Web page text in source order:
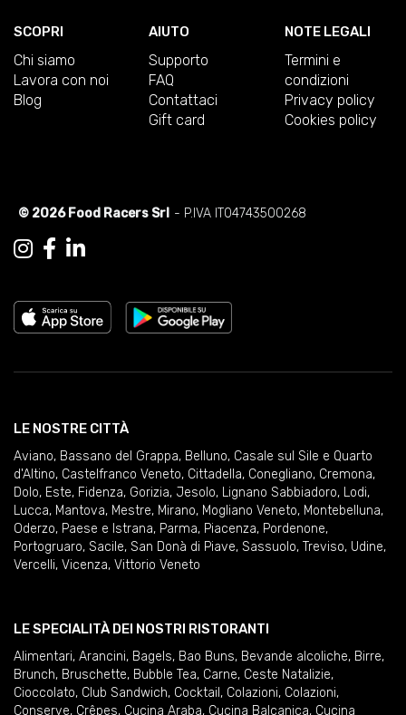
SCOPRI
Chi siamo
Lavora con noi
Blog
AIUTO
Supporto
FAQ
Contattaci
Gift card
NOTE LEGALI
Termini e
condizioni
Privacy policy
Cookies policy
© 2026 Food Racers Srl - P.IVA IT04743500268
LE NOSTRE CITTÀ
Aviano, Bassano del Grappa, Belluno, Casale sul Sile e Quarto
d'Altino, Castelfranco Veneto, Cittadella, Conegliano, Cremona,
Dolo, Este, Fidenza, Gorizia, Jesolo, Lignano Sabbiadoro, Lodi,
Lucca, Mantova, Mestre, Mirano, Mogliano Veneto, Montebelluna,
Oderzo, Paese e Istrana, Parma, Piacenza, Pordenone,
Portogruaro, Sacile, San Donà di Piave, Sassuolo, Treviso, Udine,
Vercelli, Vicenza, Vittorio Veneto
LE SPECIALITÀ DEI NOSTRI RISTORANTI
Alimentari, Arancini, Bagels, Bao Buns, Bevande alcoliche, Birre,
Brunch, Bruschette, Bubble Tea, Carne, Ceste Natalizie,
Cioccolato, Club Sandwich, Cocktail , Colazioni, Colazioni,
Conserve, Crêpes, Cucina Araba, Cucina Balcanica, Cucina